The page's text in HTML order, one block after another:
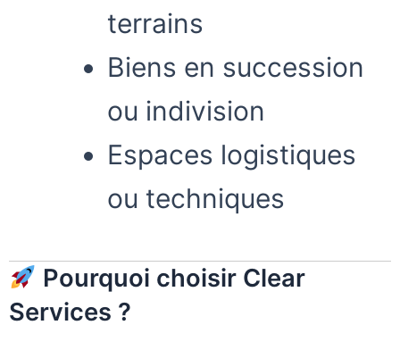
terrains
Biens en succession
ou indivision
Espaces logistiques
ou techniques
Pourquoi choisir Clear
Services ?